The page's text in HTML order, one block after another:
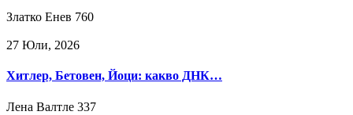
Златко Енев 760
27 Юли, 2026
Хитлер, Бетовен, Йоци: какво ДНК…
Лена Валтле 337